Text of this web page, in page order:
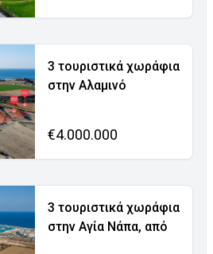
3 τουριστικά χωράφια
στην Αλαμινό
€4.000.000
3 τουριστικά χωράφια
στην Αγία Νάπα, από